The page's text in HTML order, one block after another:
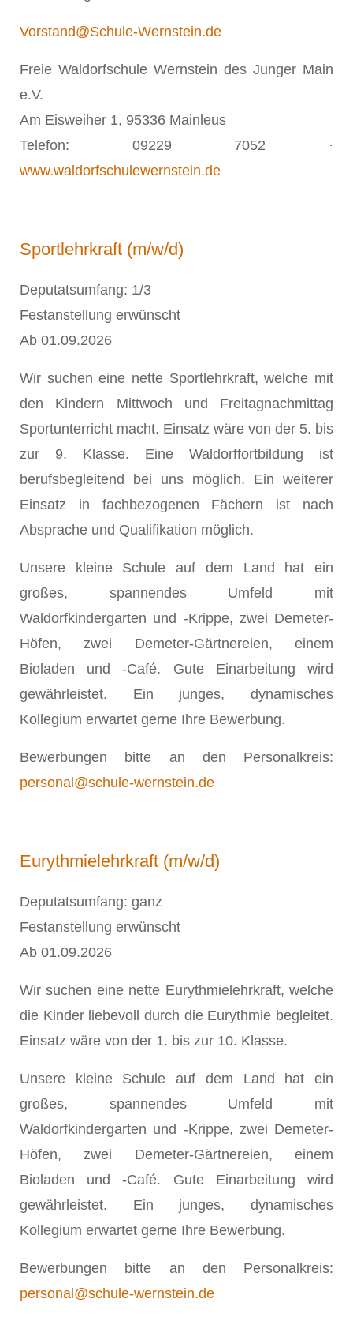
Vorstand@Schule-Wernstein.de
Freie Waldorfschule Wernstein des Junger Main
e.V.
Am Eisweiher 1, 95336 Mainleus
Telefon: 09229 7052 ·
www.waldorfschulewernstein.de
Sportlehrkraft (m/w/d)
Deputatsumfang: 1/3
Festanstellung erwünscht
Ab 01.09.2026
Wir suchen eine nette Sportlehrkraft, welche mit
den Kindern Mittwoch und Freitagnachmittag
Sportunterricht macht. Einsatz wäre von der 5. bis
zur 9. Klasse. Eine Waldorffortbildung ist
berufsbegleitend bei uns möglich. Ein weiterer
Einsatz in fachbezogenen Fächern ist nach
Absprache und Qualifikation möglich.
Unsere kleine Schule auf dem Land hat ein
großes, spannendes Umfeld mit
Waldorfkindergarten und -Krippe, zwei Demeter-
Höfen, zwei Demeter-Gärtnereien, einem
Bioladen und -Café. Gute Einarbeitung wird
gewährleistet. Ein junges, dynamisches
Kollegium erwartet gerne Ihre Bewerbung.
Bewerbungen bitte an den Personalkreis:
personal@schule-wernstein.de
Eurythmielehrkraft (m/w/d)
Deputatsumfang: ganz
Festanstellung erwünscht
Ab 01.09.2026
Wir suchen eine nette Eurythmielehrkraft, welche
die Kinder liebevoll durch die Eurythmie begleitet.
Einsatz wäre von der 1. bis zur 10. Klasse.
Unsere kleine Schule auf dem Land hat ein
großes, spannendes Umfeld mit
Waldorfkindergarten und -Krippe, zwei Demeter-
Höfen, zwei Demeter-Gärtnereien, einem
Bioladen und -Café. Gute Einarbeitung wird
gewährleistet. Ein junges, dynamisches
Kollegium erwartet gerne Ihre Bewerbung.
Bewerbungen bitte an den Personalkreis:
personal@schule-wernstein.de